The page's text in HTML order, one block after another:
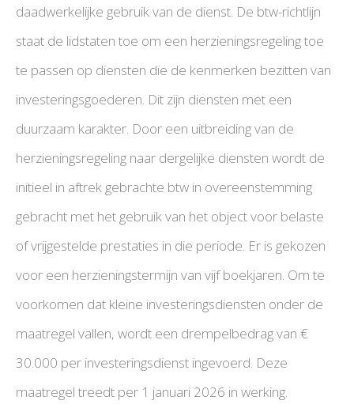
daadwerkelijke gebruik van de dienst. De btw-richtlijn
staat de lidstaten toe om een herzieningsregeling toe
te passen op diensten die de kenmerken bezitten van
investeringsgoederen. Dit zijn diensten met een
duurzaam karakter. Door een uitbreiding van de
herzieningsregeling naar dergelijke diensten wordt de
initieel in aftrek gebrachte btw in overeenstemming
gebracht met het gebruik van het object voor belaste
of vrijgestelde prestaties in die periode. Er is gekozen
voor een herzieningstermijn van vijf boekjaren. Om te
voorkomen dat kleine investeringsdiensten onder de
maatregel vallen, wordt een drempelbedrag van €
30.000 per investeringsdienst ingevoerd. Deze
maatregel treedt per 1 januari 2026 in werking.